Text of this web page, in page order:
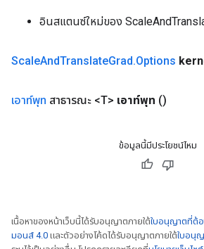
อินสแตนซ์ใหม่ของ
ScaleAndTranslateGrad.Options
เอาท์พุท สาธารณะ <T> เอาท์พุท ()
ข้อมูลนี้มีประโยชน์ไหม
เนื้อหาของหน้าเว็บนี้ได้รับอนุญาตภายใต้ใบอนุญาตที่ต้อ
มอนส์ 4.0 และตัวอย่างโค้ดได้รับอนุญาตภายใต้ใบอนุ